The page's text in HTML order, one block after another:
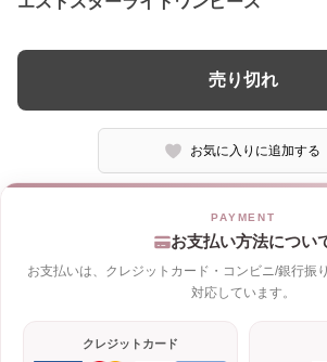
売り切れ
お気に入りに追加する
お支払い方法につい
お支払いは、クレジットカード・コンビニ/銀行振
対応しています。
クレジットカード